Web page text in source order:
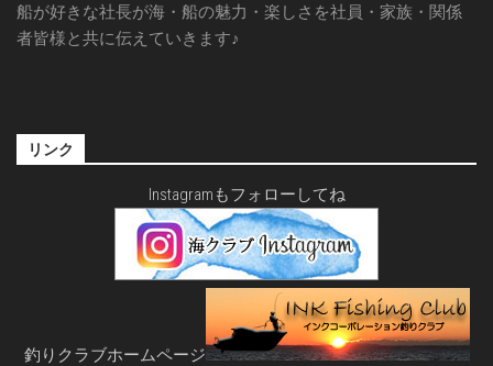
船が好きな社長が海・船の魅力・楽しさを社員・家族・関係
者皆様と共に伝えていきます♪
リンク
Instagramもフォローしてね
釣りクラブホームページ